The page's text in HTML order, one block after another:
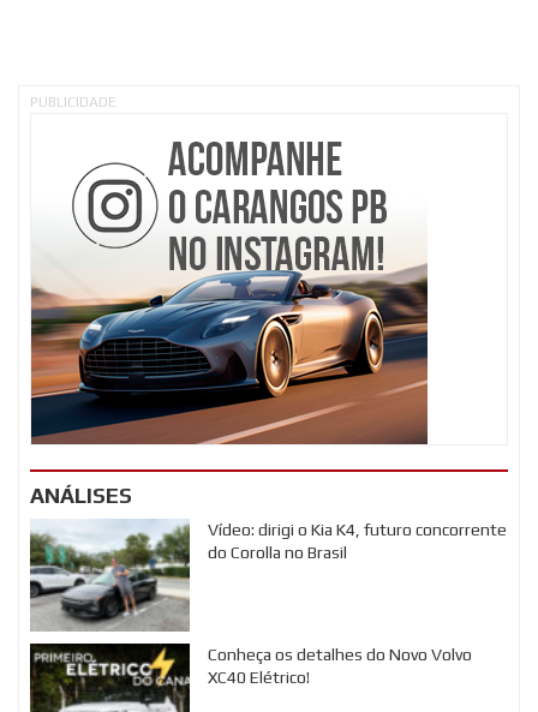
PUBLICIDADE
ANÁLISES
Vídeo: dirigi o Kia K4, futuro concorrente
do Corolla no Brasil
Conheça os detalhes do Novo Volvo
XC40 Elétrico!